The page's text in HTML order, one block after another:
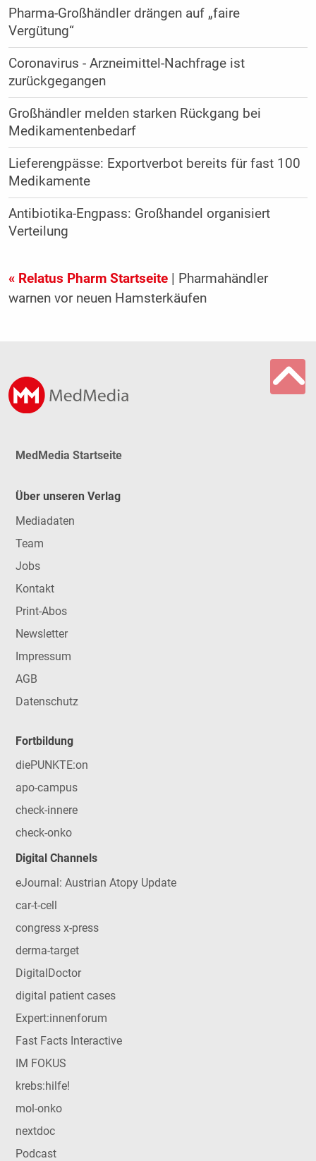
Pharma-Großhändler drängen auf „faire
Vergütung“
Coronavirus - Arzneimittel-Nachfrage ist
zurückgegangen
Großhändler melden starken Rückgang bei
Medikamentenbedarf
Lieferengpässe: Exportverbot bereits für fast 100
Medikamente
Antibiotika-Engpass: Großhandel organisiert
Verteilung
« Relatus Pharm Startseite| Pharmahändler
warnen vor neuen Hamsterkäufen
MedMedia Startseite
Über unseren Verlag
Mediadaten
Team
Jobs
Kontakt
Print-Abos
Newsletter
Impressum
AGB
Datenschutz
Fortbildung
diePUNKTE:on
apo-campus
check-innere
check-onko
Digital Channels
eJournal: Austrian Atopy Update
car-t-cell
congress x-press
derma-target
DigitalDoctor
digital patient cases
Expert:innenforum
Fast Facts Interactive
IM FOKUS
krebs:hilfe!
mol-onko
nextdoc
Podcast